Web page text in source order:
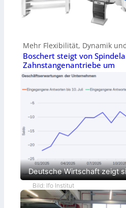
Mehr Flexibilität, Dynamik
Boschert steigt von
Zahnstangenantriebe um
Deutsche Wirtschaft zeigt
Bild: Ifo Institut